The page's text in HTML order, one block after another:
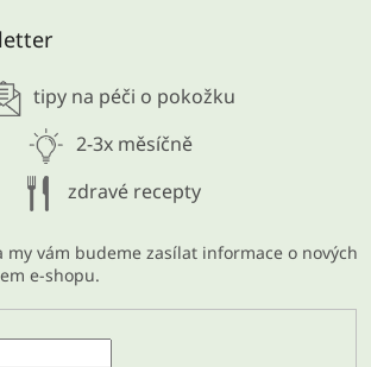
tipy na péči o pokožku
2-3x měsíčně
zdravé recepty
my vám budeme zasílat informace o nových
e-shopu.